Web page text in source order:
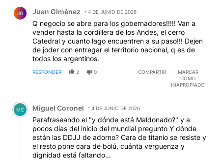
JG Juan Giménez 4 DE JUNIO DE 2026
Q negocio se abre para los gobernadores!!!!! Van a
vender hasta la cordillera de los Andes, el cerro
Catedral y cuanto lago encuentren a su paso!!! Dejen
de joder con entregar el territorio nacional, q es de
todos los argentinos.
RESPONDER 2 0 COMPARTIR
MARCAR
COMO
INAPROPIADO
Comentario de Miguel Coronel.
MC Miguel Coronel 4 DE JUNIO DE 2026
Parafraseando el "y dónde está Maldonado?" y a
pocos dias del inicio del mundial pregunto Y dónde
están las DDJJ de adorno? Cara de titanio se resiste y
el resto pone cara de bolú, cuánta verguenza y
dignidad está faltando...